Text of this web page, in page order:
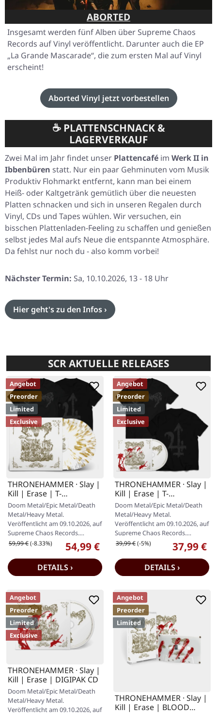
ABORTED
Insgesamt werden fünf Alben über Supreme Chaos
Records auf Vinyl veröffentlicht. Darunter auch die EP
„La Grande Mascarade“, die zum ersten Mal auf Vinyl
erscheint!
Aborted Vinyl jetzt vorbestellen
☕ PLATTENSCHNACK &
LAGERVERKAUF
Zwei Mal im Jahr findet unser Plattencafé im Werk II in
Ibbenbüren statt. Nur ein paar Gehminuten vom Musik
Produktiv Flohmarkt entfernt, kann man bei einem
Heiß- oder Kaltgetränk gemütlich über die neuesten
Platten schnacken und sich in unseren Regalen durch
Vinyl, CDs und Tapes wühlen. Wir versuchen, ein
bisschen Plattenladen-Feeling zu schaffen und genießen
selbst jedes Mal aufs Neue die entspannte Atmosphäre.
Da fehlst nur noch du - also komm vorbei!
Nächster Termin: Sa, 10.10.2026, 13 - 18 Uhr
Hier geht's zu den Infos ›
SCR AKTUELLE RELEASES
Angebot
Preorder
Limited
Exclusive
THRONEHAMMER · Slay |
Kill | Erase | T-
SHIRT+CLEAR WHITE
GOLD 2LP
Doom Metal/Epic Metal/Death
Metal/Heavy Metal.
Veröffentlicht am 09.10.2026, auf
Supreme Chaos Records.
Transparentes Doppel-Vinyl mit
Verkaufspreis:
54,99 €
Regulärer Preis:
59,99 €(-8.33%)
DETAILS ›
Angebot
Preorder
Limited
Exclusive
THRONEHAMMER · Slay |
Kill | Erase | T-
SHIRT+DIGIPAK CD
Doom Metal/Epic Metal/Death
Metal/Heavy Metal.
Veröffentlicht am 09.10.2026, auf
Supreme Chaos Records.
Digipak in limitierter Auflage.
37,99 €
Regulärer Preis:
39,99 €(-5%)
DETAILS ›
Angebot
Preorder
Limited
Exclusive
THRONEHAMMER · Slay |
Kill | Erase | DIGIPAK CD
Doom Metal/Epic Metal/Death
Metal/Heavy Metal.
Veröffentlicht am 09.10.2026, auf
Angebot
Preorder
Limited
THRONEHAMMER · Slay |
Kill | Erase | BLOOD